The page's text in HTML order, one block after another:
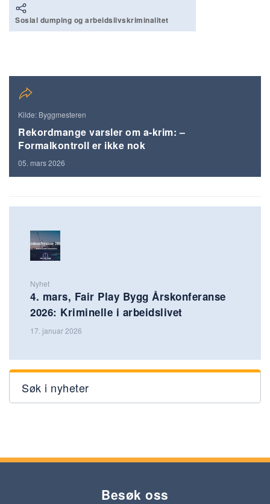
Sosial dumping og arbeidslivskriminalitet
Kilde: Byggmesteren
Rekordmange varsler om a-krim: –
Formalkontroll er ikke nok
05. mars 2026
Nyhet
4. mars, Fair Play Bygg Årskonferanse
2026: Kriminelle i arbeidslivet
17. januar 2026
Søk i nyheter
Besøk oss